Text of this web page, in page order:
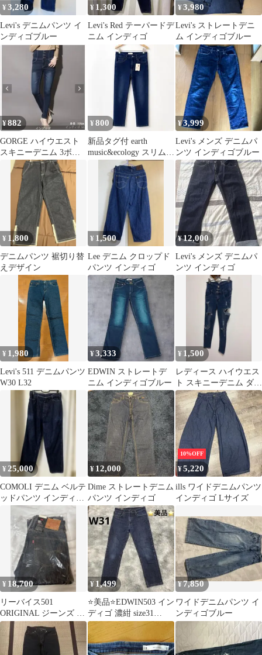
¥3,280
Levi's デニムパンツ イ
ンディゴブルー
¥ 1,300
Levi's Red テーパードデ
ニム インディゴ
¥3,980
Levi's ストレートデニ
ム インディゴブルー
¥882
GORGE ハイウエスト
スキニーデニム 3ボタ
¥800
新品タグ付 earth
music&ecology スリムス
トレートデニム M
¥3,999
Levi's メンズ デニムパ
ンツ インディゴブルー
¥ 1,800
デニムパンツ 裾切り替
えデザイン
¥ 1,500
Lee デニム クロップド
パンツ インディゴ
¥12,000
Levi's メンズ デニムパ
ンツ インディゴ
¥ 1,980
Levi's 511 デニムパンツ
W30 L32
¥3,333
EDWIN ストレートデ
ニム インディゴブルー
¥ 1,500
レディース ハイウエス
ト スキニーデニム ダメ
ージ加工
¥ 25,000
COMOLI デニム ベルテ
ッドパンツ インディゴ
(ネイビー)
¥ 12,000
Dime ストレートデニム
パンツ インディゴ
10%OFF
¥5,220
ills ワイドデニムパンツ
インディゴ Lサイズ
¥ 18,700
リーバイス501
ORIGINAL ジーンズ ダ
ークインディゴ
（W30/L34）
¥ 1,499
⭐️美品⭐️EDWIN503 イン
ディゴ 濃紺 size31
E50303 日本製
¥7,850
ワイドデニムパンツ イ
ンディゴブルー